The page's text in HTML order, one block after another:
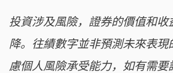
投資涉及風險，證券的價值和收
降。往績數字並非預測未來表現
慮個人風險承受能力，如有需要